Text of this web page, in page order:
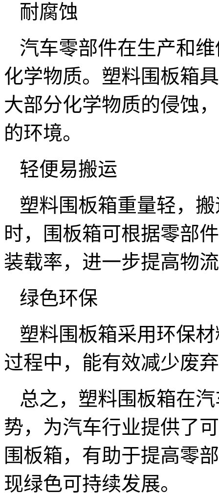
耐腐蚀
汽车零部件在生产和
化学物质。塑料围板箱
大部分化学物质的侵蚀
的环境。
轻便易搬运
塑料围板箱重量轻，
时，围板箱可根据零部
装载率，进一步提高物
绿色环保
塑料围板箱采用环保
过程中，能有效减少废
总之，塑料围板箱在
势，为汽车行业提供了
围板箱，有助于提高零
现绿色可持续发展。